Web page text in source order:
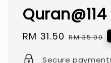
Quran@114
Sale
RM 31.50 Regular
RM 35.00
Secure